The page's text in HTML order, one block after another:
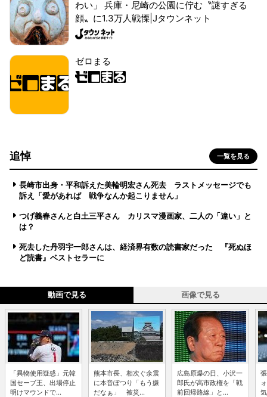
わい」 兵庫・尼崎の公園に佇む〝謎すぎる
顔〟に1.3万人戦慄|Jタウンネット
ゼロまる
追悼 一覧を見る
長崎市出身・平和訴えた美輪明宏さん死去 ラストメッセージでも
訴え「愛があれば 戦争なんか起こりません」
つげ義春さんと白土三平さん カリスマ漫画家、二人の「違い」と
は？
死去した丹羽宇一郎さんは、経済界有数の読書家だった 『死ぬほ
ど読書』ベストセラーに
動画で見る 画像で見る
「異物使用疑惑」元韓
国セーブ王、出場停止
明けマウンドで...
熊本市長、相次ぐ余震
に本音ぽつり「もう嫌
だなぁ」 被災...
広島原爆の日、小沢一
郎氏が高市政権を「戦
前回帰路線」と...